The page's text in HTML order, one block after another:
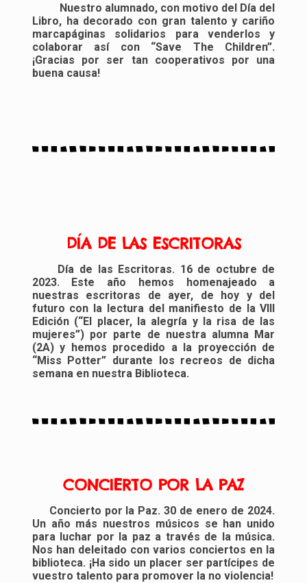
Nuestro alumnado, con motivo del Día del
Libro, ha decorado con gran talento y cariño
marcapáginas solidarios para venderlos y
colaborar así con “Save The Children”.
¡Gracias por ser tan cooperativos por una
buena causa!
DÍA DE LAS ESCRITORAS
Día de las Escritoras. 16 de octubre de
2023. Este año hemos homenajeado a
nuestras escritoras de ayer, de hoy y del
futuro con la lectura del manifiesto de la VIII
Edición (“El placer, la alegría y la risa de las
mujeres”) por parte de nuestra alumna Mar
(2A) y hemos procedido a la proyección de
“Miss Potter” durante los recreos de dicha
semana en nuestra Biblioteca.
CONCIERTO POR LA PAZ
Concierto por la Paz. 30 de enero de 2024.
Un año más nuestros músicos se han unido
para luchar por la paz a través de la música.
Nos han deleitado con varios conciertos en la
biblioteca. ¡Ha sido un placer ser partícipes de
vuestro talento para promover la no violencia!